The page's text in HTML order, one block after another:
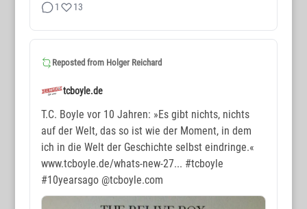
1 13
Reposted from Holger Reichard
tcboyle.de
T.C. Boyle vor 10 Jahren: »Es gibt nichts, nichts
auf der Welt, das so ist wie der Moment, in dem
ich in die Welt der Geschichte selbst eindringe.«
www.tcboyle.de/whats-new-27... #tcboyle
#10yearsago@tcboyle.com